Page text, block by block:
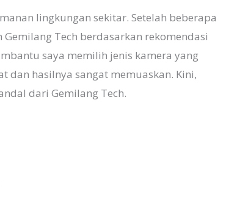
lingkungan sekitar. Setelah beberapa
Tech berdasarkan rekomendasi
saya memilih jenis kamera yang
dan hasilnya sangat memuaskan. Kini,
dari Gemilang Tech.